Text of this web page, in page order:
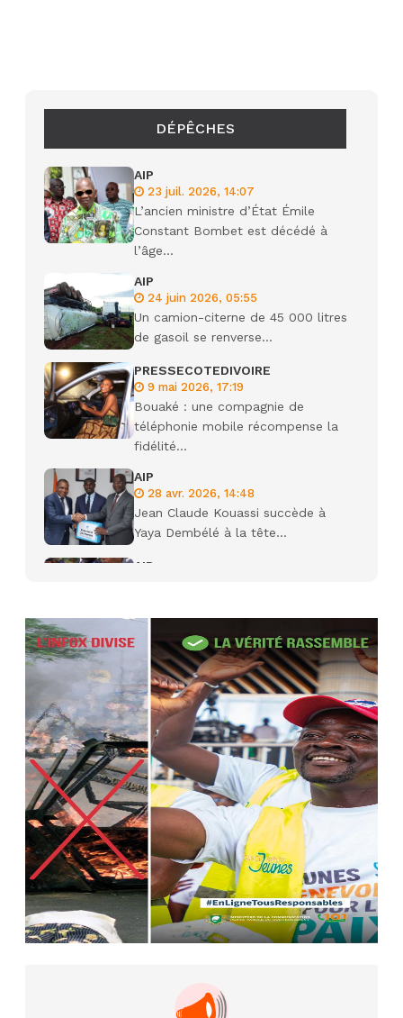
DÉPÊCHES
AIP
23 juil. 2026, 14:07
L’ancien ministre d’État Émile
Constant Bombet est décédé à
l’âge...
AIP
24 juin 2026, 05:55
Un camion-citerne de 45 000 litres
de gasoil se renverse...
PRESSECOTEDIVOIRE
9 mai 2026, 17:19
Bouaké : une compagnie de
téléphonie mobile récompense la
fidélité...
AIP
28 avr. 2026, 14:48
Jean Claude Kouassi succède à
Yaya Dembélé à la tête...
AIP
Camara tué lors d’attaques...
22 avr. 2026, 16:41
Des bureaux ravagés dans un
incendie survenu à la mairie...
AIP
10 avr. 2026, 09:48
Nommé Médiateur de la
République, Gaoussou Touré prend
officiellement fonction
AIP
13 mars 2026, 10:43
Nécrologie : décès de Guillaume
Houphouët-Boigny, fils du Père
fondateur...
12ᵉ Congrès ordinaire de l’UNJCI: la
campagne électorale reprend du...